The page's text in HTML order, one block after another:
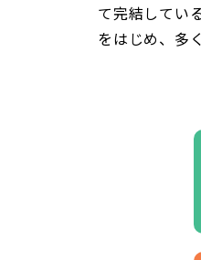
て完結してい
をはじめ、多